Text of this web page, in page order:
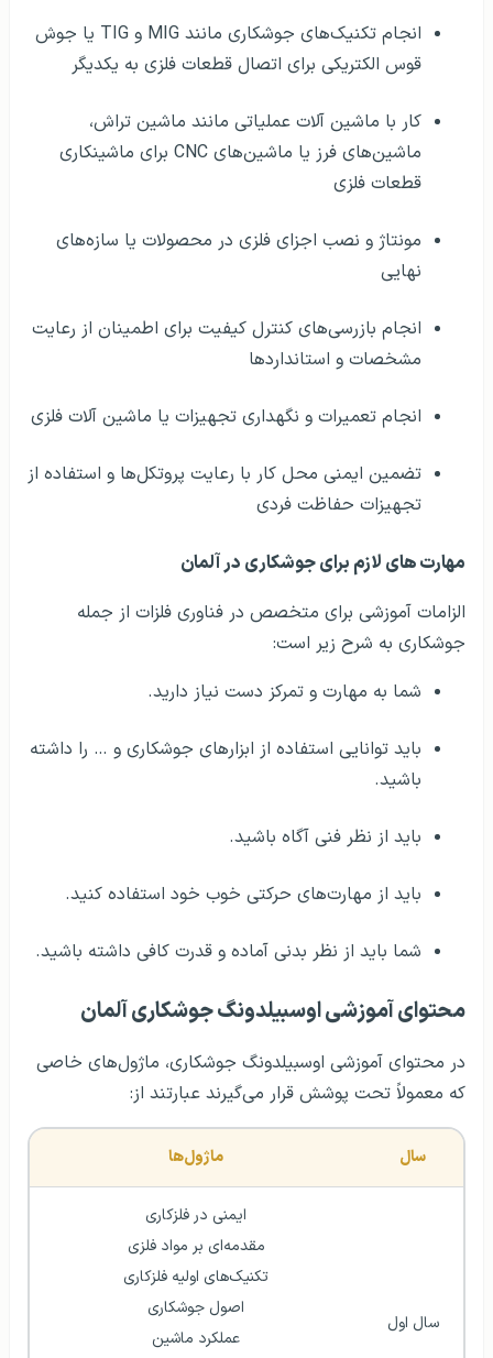
انجام تکنیک‌های جوشکاری مانند MIG و TIG یا جوش
قوس الکتریکی برای اتصال قطعات فلزی به یکدیگر
کار با ماشین آلات عملیاتی مانند ماشین تراش،
ماشین‌های فرز یا ماشین‌های CNC برای ماشینکاری
قطعات فلزی
مونتاژ و نصب اجزای فلزی در محصولات یا سازه‌های
نهایی
انجام بازرسی‌های کنترل کیفیت برای اطمینان از رعایت
مشخصات و استانداردها
انجام تعمیرات و نگهداری تجهیزات یا ماشین آلات فلزی
تضمین ایمنی محل کار با رعایت پروتکل‌ها و استفاده از
تجهیزات حفاظت فردی
مهارت‌ های لازم برای جوشکاری در آلمان
الزامات آموزشی برای متخصص در فناوری فلزات از جمله
جوشکاری به شرح زیر است:
شما به مهارت و تمرکز دست نیاز دارید.
باید توانایی استفاده از ابزارهای جوشکاری و … را داشته
باشید.
باید از نظر فنی آگاه باشید.
باید از مهارت‌های حرکتی خوب خود استفاده کنید.
شما باید از نظر بدنی آماده و قدرت کافی داشته باشید.
محتوای آموزشی اوسبیلدونگ جوشکاری آلمان
در محتوای آموزشی اوسبیلدونگ جوشکاری، ماژول‌های خاصی
که معمولاً تحت پوشش قرار می‌گیرند عبارتند از:
سال ماژول‌ها
سال اول
ایمنی در فلزکاری
مقدمه‌ای بر مواد فلزی
تکنیک‌های اولیه فلزکاری
اصول جوشکاری
عملکرد ماشین